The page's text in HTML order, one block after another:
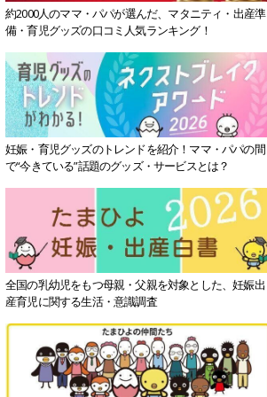
約2000人のママ・パパが選んだ、マタニティ・出産準
備・育児グッズの口コミ人気ランキング！
妊娠・育児グッズのトレンドを紹介！ママ・パパの間
で“今きている”話題のグッズ・サービスとは？
全国の乳幼児をもつ母親・父親を対象とした、妊娠出
産育児に関する生活・意識調査